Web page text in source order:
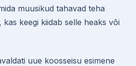
muusikud tahavad teha
kas keegi kiidab selle heaks või
uue koosseisu esimene